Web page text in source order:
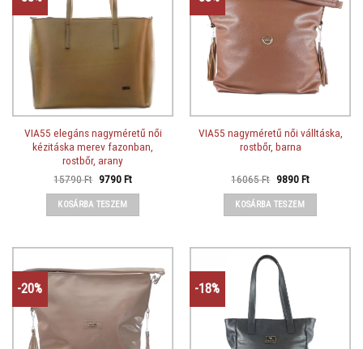
VIA55 elegáns nagyméretű női
kézitáska merev fazonban,
rostbőr, arany
15790Ft Original
was:
15790 Ft.
9790FtCurrent
KOSÁRBA TESZEM
VIA55 nagyméretű női válltáska,
rostbőr, barna
16065Ft Original
was:
16065 Ft.
9890FtCurrent
KOSÁRBA TESZEM
-20% -18%